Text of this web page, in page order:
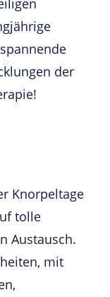
der
Knorpeltage
tolle
Austausch.
mit